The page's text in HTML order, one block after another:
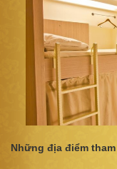
Những địa điểm